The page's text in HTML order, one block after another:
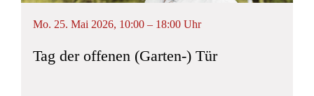
Mo. 25. Mai 2026, 10:00 – 18:00 Uhr
Tag der offenen (Garten-) Tür